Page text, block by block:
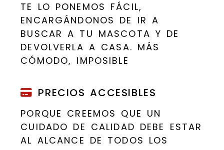
TE LO PONEMOS FÁCIL,
ENCARGÁNDONOS DE IR A
BUSCAR A TU MASCOTA Y DE
DEVOLVERLA A CASA. MÁS
CÓMODO, IMPOSIBLE
PRECIOS ACCESIBLES
PORQUE CREEMOS QUE UN
CUIDADO DE CALIDAD DEBE ESTAR
AL ALCANCE DE TODOS LOS